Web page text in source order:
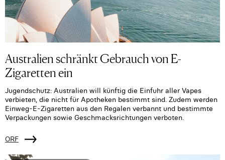
Australien schränkt Gebrauch von E-
Zigaretten ein
Jugendschutz: Australien will künftig die Einfuhr aller Vapes
verbieten, die nicht für Apotheken bestimmt sind. Zudem werden
Einweg-E-Zigaretten aus den Regalen verbannt und bestimmte
Verpackungen sowie Geschmacksrichtungen verboten.
ORF